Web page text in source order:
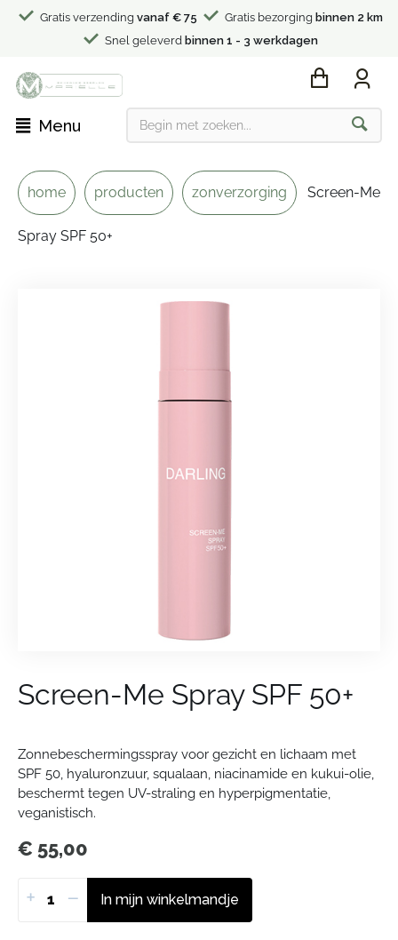
Gratis verzending vanaf € 75 Gratis bezorging binnen 2 km
Snel geleverd binnen 1 - 3 werkdagen
Menu
home producten zonverzorging Screen-Me
Spray SPF 50+
Screen-Me Spray SPF 50+
Zonnebeschermingsspray voor gezicht en lichaam met
SPF 50, hyaluronzuur, squalaan, niacinamide en kukui-olie,
beschermt tegen UV-straling en hyperpigmentatie,
veganistisch.
€ 55,00
+ − In mijn winkelmandje